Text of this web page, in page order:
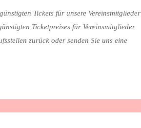
Tickets für unsere Vereinsmitglieder
Ticketpreises für Vereinsmitglieder
zurück oder senden Sie uns eine